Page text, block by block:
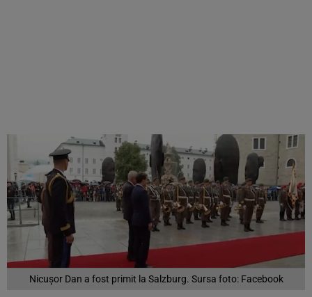
Nicușor Dan a fost primit la Salzburg. Sursa foto: Facebook